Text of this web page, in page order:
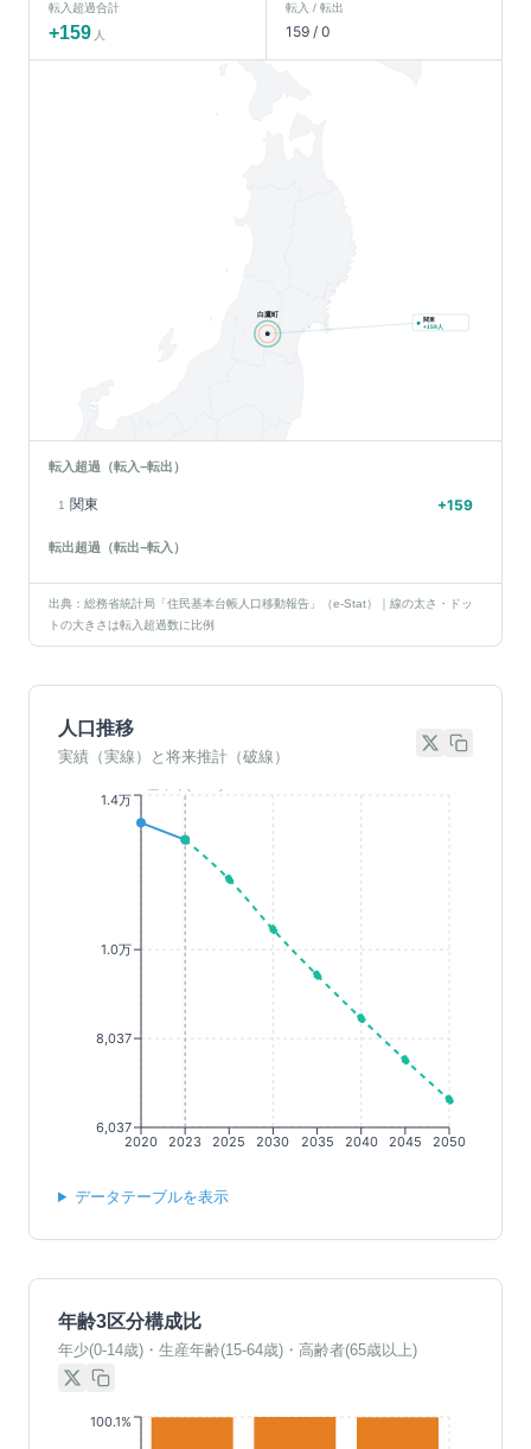
転入超過合計
+159 人
転入 / 転出
159/ 0
白鷹町
関東
+159人
転入超過（転入−転出）
1 関東 +159
転出超過（転出−転入）
出典：総務省統計局「住民基本台帳人口移動報告」（e-Stat）｜線の太さ・ドッ
トの大きさは転入超過数に比例
人口推移
実績（実線）と将来推計（破線）
2020 2023 2025 2030 2035 2040 2045 2050
6,037
8,037
1.0万
1.4万
データテーブルを表示
年齢3区分構成比
年少(0-14歳)・生産年齢(15-64歳)・高齢者(65歳以上)
100.1%